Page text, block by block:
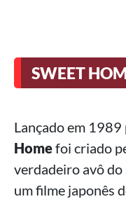
SWEET
Lançado em 1989
Homefoi criado
verdadeiro avô
um filme japonês